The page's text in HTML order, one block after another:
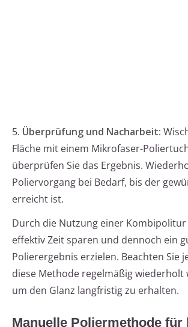
5. Überprüfung und Nacharbeit:
Fläche mit einem Mikrofaser-
überprüfen Sie das Ergebnis.
Poliervorgang bei Bedarf, bis der
erreicht ist.
Durch die Nutzung einer Kombipolitur
effektiv Zeit sparen und dennoch ein
Polierergebnis erzielen. Beachten Sie
diese Methode regelmäßig wiederholt
um den Glanz langfristig zu erhalten.
Manuelle Poliermethode für